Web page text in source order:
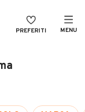
PREFERITI MENU